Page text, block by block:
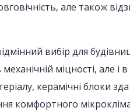
але також
вибір для
міцності, але і
керамічні блоки
комфортного